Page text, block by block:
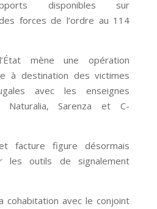
disponibles sur
forces de l’ordre au 114
mène une opération
à destination des victimes
avec les enseignes
Naturalia, Sarenza et C-
facture figure désormais
les outils de signalement
cohabitation avec le conjoint